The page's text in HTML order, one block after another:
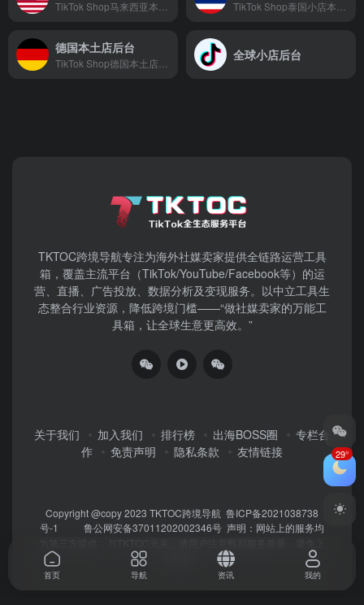
德国本土店后台 全球小店后台
TKTOC跨境导航​专注为海外社媒卖家提供全链路运营工具
箱，覆盖主流平台（TikTok/YouTube/Facebook等）​的运
营、直播、广告投放、数据分析及变现服务。以中立工具生
态整合行业资源，降低跨境门槛——“做社媒卖家的万能工
具箱，让全球生意更高效。”
关于我们 加入我们 排行榜 出海BOSS圈
专栏合
作
免责声明 隐私条款 友情链接
Copyright @copy 2023 TKTOC跨境导航 鲁ICP备2021038738
号-1
鲁公网安备37011202002346号 声明：网站上的服务均
29°
首页 导航 资讯 我的